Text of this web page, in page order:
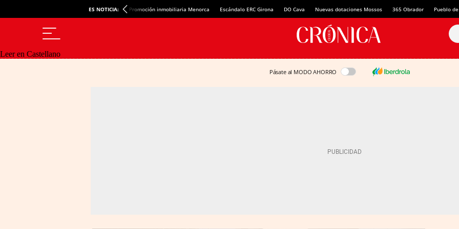
ES NOTICIA: Promoción inmobiliaria Menorca Escándalo ERC Girona DO Cava Nuevas dotaciones Mossos 365 Obrador Pueblo
Leer en Castellano
Pásate al MODO AHORRO